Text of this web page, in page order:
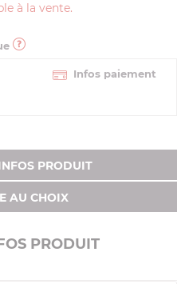
à la vente.
Infos paiement
PRODUIT
AU CHOIX
PRODUIT